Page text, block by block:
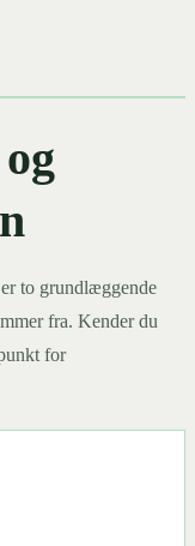
to grundlæggende
fra. Kender du
for